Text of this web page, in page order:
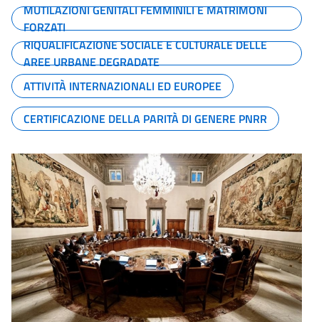
MUTILAZIONI GENITALI FEMMINILI E MATRIMONI
FORZATI
RIQUALIFICAZIONE SOCIALE E CULTURALE DELLE
AREE URBANE DEGRADATE
ATTIVITÀ INTERNAZIONALI ED EUROPEE
CERTIFICAZIONE DELLA PARITÀ DI GENERE PNRR